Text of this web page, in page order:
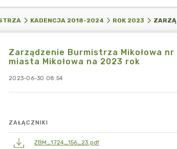
KADENCJA 2018-2024 ROK 2023
Zarządzenie Burmistrza Mikołowa
miasta Mikołowa na 2023 rok
2023-06-30 08:54
ZAŁĄCZNIKI
ZBM_1724_156_23.pdf